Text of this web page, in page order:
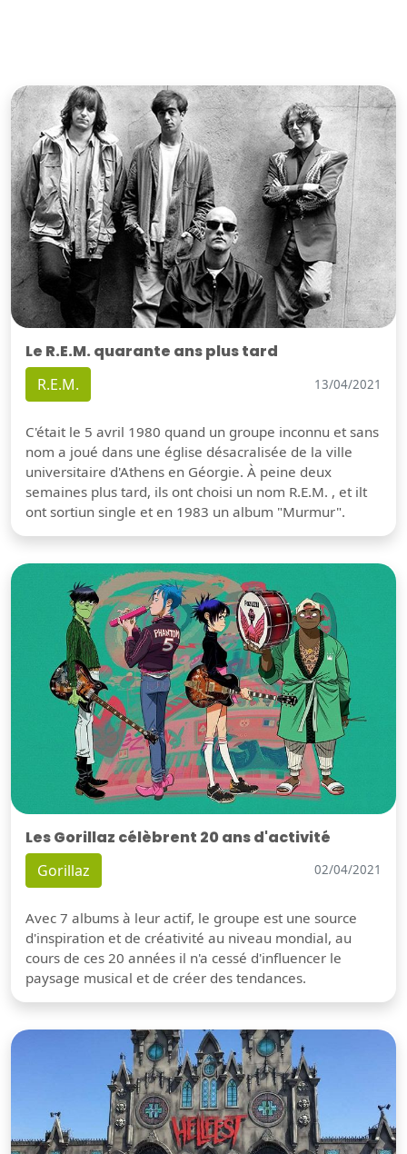
Le R.E.M. quarante ans plus tard
R.E.M. 13/04/2021
C'était le 5 avril 1980 quand un groupe inconnu et sans
nom a joué dans une église désacralisée de la ville
universitaire d'Athens en Géorgie. À peine deux
semaines plus tard, ils ont choisi un nom R.E.M. , et ilt
ont sortiun single et en 1983 un album "Murmur".
Les Gorillaz célèbrent 20 ans d'activité
Gorillaz 02/04/2021
Avec 7 albums à leur actif, le groupe est une source
d'inspiration et de créativité au niveau mondial, au
cours de ces 20 années il n'a cessé d'influencer le
paysage musical et de créer des tendances.